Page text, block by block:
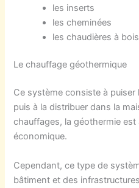
les inserts
les cheminées
les chaudières à bois
Le chauffage géothermique
Ce système consiste à
puis à la distribuer dans la
chauffages, la géothermie
économique.
Cependant, ce type de
bâtiment et des